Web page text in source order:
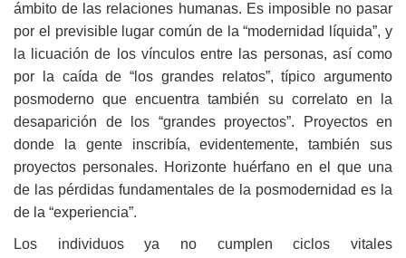
ámbito de las relaciones humanas. Es imposible no pasar
por el previsible lugar común de la “modernidad líquida”, y
la licuación de los vínculos entre las personas, así como
por la caída de “los grandes relatos”, típico argumento
posmoderno que encuentra también su correlato en la
desaparición de los “grandes proyectos”. Proyectos en
donde la gente inscribía, evidentemente, también sus
proyectos personales. Horizonte huérfano en el que una
de las pérdidas fundamentales de la posmodernidad es la
de la “experiencia”.
Los individuos ya no cumplen ciclos vitales